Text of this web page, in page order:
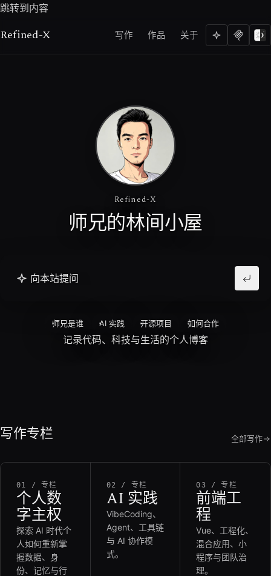
跳转到内容
Refined-X 写作 作品 关于
Refined-X
师兄的林间小屋
向本站提问
师兄是谁 AI 实践 开源项目 如何合作
记录代码、科技与生活的个人博客
写作专栏 全部写作
01 / 专栏
个人数
字主权
探索 AI 时代个
人如何重新掌
握数据、身
份、记忆与行
02 / 专栏
AI 实践
VibeCoding、
Agent、工具链
与 AI 协作模
式。
03 / 专栏
前端工
程
Vue、工程化、
混合应用、小
程序与团队治
理。